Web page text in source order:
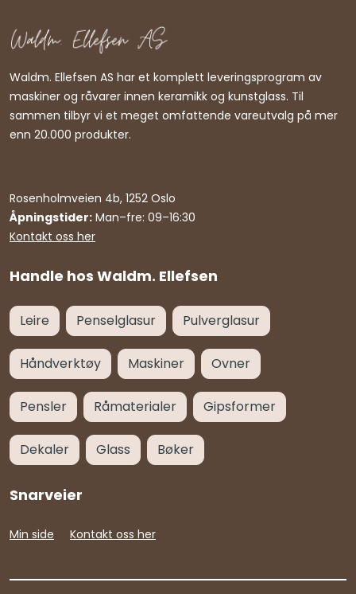
Handle hos Waldm. Ellefsen
Waldm. Ellefsen AS har et komplett leveringsprogram av
maskiner og råvarer innen keramikk og kunstglass. Til
sammen tilbyr vi et meget omfattende vareutvalg på mer
enn 20.000 produkter.
Rosenholmveien 4b, 1252 Oslo
Åpningstider: Man–fre: 09–16:30
Kontakt oss her
Leire Penselglasur Pulverglasur
Håndverktøy Maskiner Ovner
Pensler Råmaterialer Gipsformer
Dekaler Glass Bøker
Min side Kontakt oss her
Snarveier